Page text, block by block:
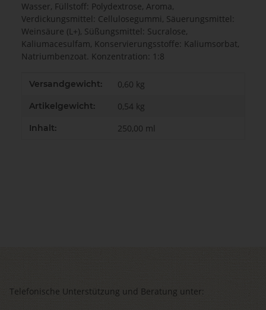
Wasser, Füllstoff: Polydextrose, Aroma,
Verdickungsmittel: Cellulosegummi, Säuerungsmittel:
Weinsäure (L+), Süßungsmittel: Sucralose,
Kaliumacesulfam, Konservierungsstoffe: Kaliumsorbat,
Natriumbenzoat. Konzentration: 1:8
Produkteigenschaft
Wert
Versandgewicht: 0,60 kg
Artikelgewicht: 0,54 kg
Inhalt: 250,00 ml
Telefonische Unterstützung und Beratung unter: